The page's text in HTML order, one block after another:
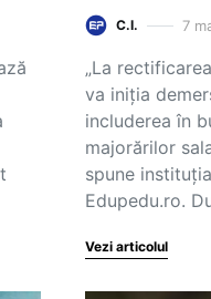
C.I. 7
„La
va iniția
includerea în
majorărilor
spune
Edupedu.ro.
Vezi articolul